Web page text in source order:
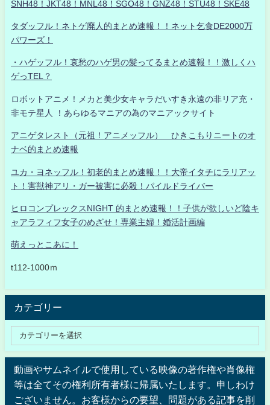
SNH48！JKT48！MNL48！SGO48！GNZ48！STU48！SKE48
タダッフル！ネトゲ廃人的まとめ速報！！ネット乞食DE2000万
パワーズ！
・ハゲッフル！哀愁のハゲ男の髪ってるまとめ速報！！激しくハ
ゲっTEL？
ロボットアニメ！メカと美少女キャラだいすき永遠の非リア充・
非モテ星人 ！あらゆるマニアの為のマニアックサイト
アニゲタレスト（元祖！アニメッフル） ひきこもりニートのオ
ナベ的まとめ速報
ユカ・ヨネッフル！初老的まとめ速報！！大帝イタチにラリアッ
ト！害獣神アリ・ガー被害に必殺！パイルドライバー
ヒロコンプレックスNIGHT 的まとめ速報！！子供が欲しいど陰キ
ャアラフィフ女子のめざせ！専業主婦！婚活計画編
萌えっとこあに！
t112-1000ｍ
カテゴリー
動画やサムネイルで使用している映像の著作権や肖像権
等は全てその権利所有者様に帰属いたします。申しわけ
ございません。お客様からの要望、問題がある記事を削